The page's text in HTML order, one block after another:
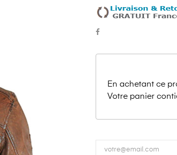
En achetant ce
Votre panier